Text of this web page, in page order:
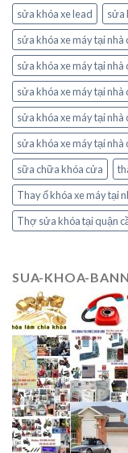
sửa khóa xe lead
sửa
sửa khóa xe máy tại nhà
sửa khóa xe máy tại nhà
sửa khóa xe máy tại nhà
sửa khóa xe máy tại nhà
sửa khóa xe máy tại nhà
sữa chữa khóa cửa
Thay ổ khóa xe máy tại
Thợ sửa khóa tại quận
SUA-KHOA-